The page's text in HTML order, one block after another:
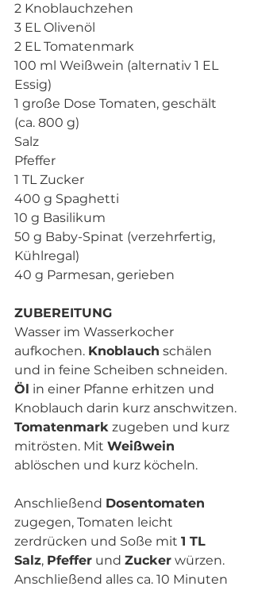
2 Knoblauchzehen
3 EL Olivenöl
2 EL Tomatenmark
100 ml Weißwein (alternativ 1 EL
Essig)
1 große Dose Tomaten, geschält
(ca. 800 g)
Salz
Pfeffer
1 TL Zucker
400 g Spaghetti
10 g Basilikum
50 g Baby-Spinat (verzehrfertig,
Kühlregal)
40 g Parmesan, gerieben
ZUBEREITUNG
Wasser im Wasserkocher
aufkochen. Knoblauch schälen
und in feine Scheiben schneiden.
Öl in einer Pfanne erhitzen und
Knoblauch darin kurz anschwitzen.
Tomatenmark zugeben und kurz
mitrösten. Mit Weißwein
ablöschen und kurz köcheln.
Anschließend Dosentomaten
zugegen, Tomaten leicht
zerdrücken und Soße mit 1 TL
Salz, Pfeffer und Zucker würzen.
Anschließend alles ca. 10 Minuten